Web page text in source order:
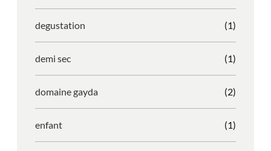
degustation (1)
demi sec (1)
domaine gayda (2)
enfant (1)